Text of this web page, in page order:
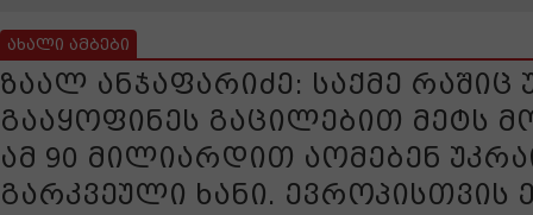
ახალი ამბები
ზაალ ანჯაფარიძე: საქმე რაშიც
გააყოფინეს გაცილებით მეტს
ამ 90 მილიარდით აომებენ
გარკვეული ხანი. ევროპისთვის